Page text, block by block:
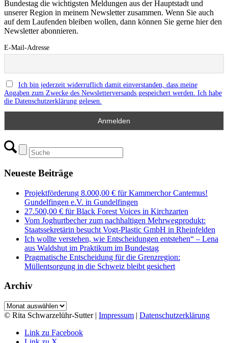
Bundestag die wichtigsten Meldungen aus der Hauptstadt und
unserer Region in meinem Newsletter zusammen. Wenn Sie auch
auf dem Laufenden bleiben wollen, dann können Sie gerne hier den
Newsletter abonnieren.
E-Mail-Adresse
Ich bin jederzeit widerruflich damit einverstanden, dass meine
Angaben zum Zwecke des Newsletterversands gespeichert werden. Ich habe
die Datenschutzerklärung gelesen.
Neueste Beiträge
Projektförderung 8.000,00 € für Kammerchor Cantemus!
Gundelfingen e.V. in Gundelfingen
27.500,00 € für Black Forest Voices in Kirchzarten
Vom Joghurtbecher zum nachhaltigen Mehrwegprodukt:
Staatssekretärin besucht Vogt-Plastic GmbH in Rheinfelden
Ich wollte verstehen, wie Entscheidungen entstehen“ – Lena
aus Waldshut im Praktikum im Bundestag
Pragmatische Entscheidung für die Grenzregion:
Müllentsorgung in die Schweiz bleibt gesichert
Archiv
Archiv
© Rita Schwarzelühr-Sutter | Impressum | Datenschutzerklärung
Link zu Facebook